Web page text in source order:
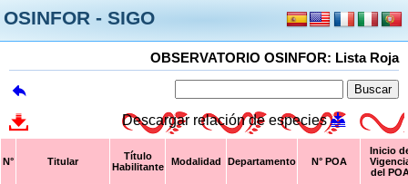
OSINFOR - SIGO
OBSERVATORIO OSINFOR: Lista Roja
Descargar relación de especies
N° Titular
Título
Habilitante
Modalidad Departamento N° POA
Inicio
del